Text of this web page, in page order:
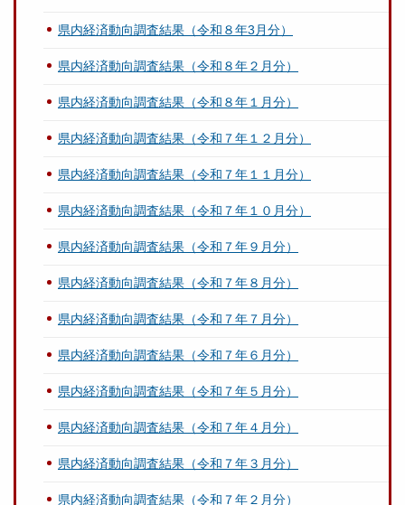
県内経済動向調査結果（令和８年3月分）
県内経済動向調査結果（令和８年２月分）
県内経済動向調査結果（令和８年１月分）
県内経済動向調査結果（令和７年１２月分）
県内経済動向調査結果（令和７年１１月分）
県内経済動向調査結果（令和７年１０月分）
県内経済動向調査結果（令和７年９月分）
県内経済動向調査結果（令和７年８月分）
県内経済動向調査結果（令和７年７月分）
県内経済動向調査結果（令和７年６月分）
県内経済動向調査結果（令和７年５月分）
県内経済動向調査結果（令和７年４月分）
県内経済動向調査結果（令和７年３月分）
県内経済動向調査結果（令和７年２月分）